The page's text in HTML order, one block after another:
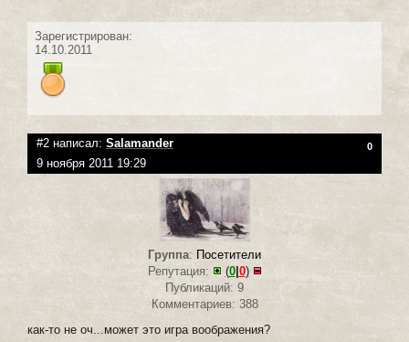
Зарегистрирован:
14.10.2011
#2 написал: Salamander 0
9 ноября 2011 19:29
Группа: Посетители
Репутация:
(0| 0)
Публикаций: 9
Комментариев: 388
как-то не оч...может это игра воображения?